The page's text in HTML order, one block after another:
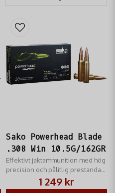
Sako Powerhead Blade
.308 Win 10.5G/162GR
Effektivt jaktammunition med hög
precision och pålitlig prestanda
1 249 kr